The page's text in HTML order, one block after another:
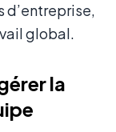
d’entreprise,
global.
la